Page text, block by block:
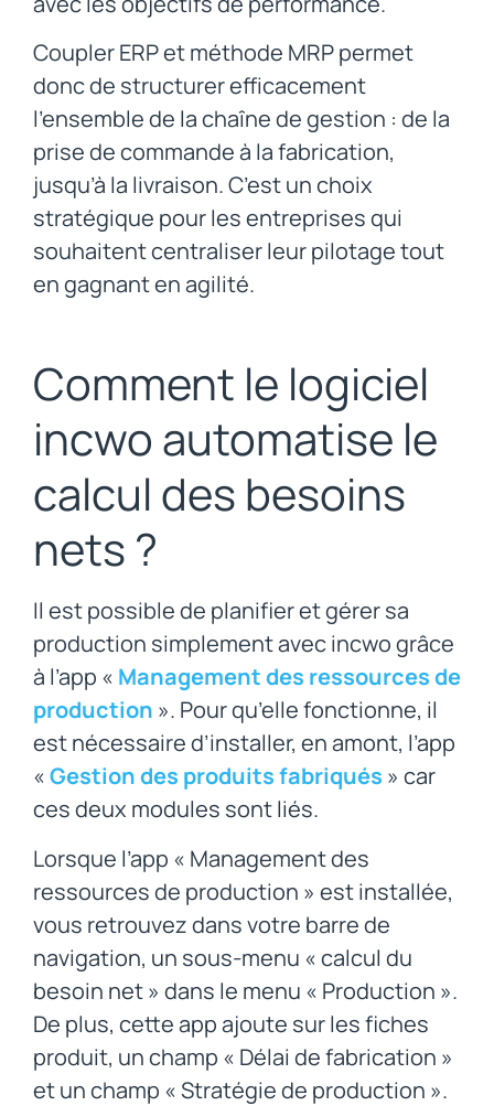
Coupler ERP et méthode MRP permet
donc de structurer efficacement
l’ensemble de la chaîne de gestion : de la
prise de commande à la fabrication,
jusqu’à la livraison. C’est un choix
stratégique pour les entreprises qui
souhaitent centraliser leur pilotage tout
en gagnant en agilité.
Comment le logiciel
incwo automatise le
calcul des besoins
nets ?
Il est possible de planifier et gérer sa
production simplement avec incwo grâce
à l’app « Management des ressources de
production ». Pour qu’elle fonctionne, il
est nécessaire d’installer, en amont, l’app
«Gestion des produits fabriqués » car
ces deux modules sont liés.
Lorsque l’app « Management des
ressources de production » est installée,
vous retrouvez dans votre barre de
navigation, un sous-menu « calcul du
besoin net » dans le menu « Production ».
De plus, cette app ajoute sur les fiches
produit, un champ « Délai de fabrication »
et un champ « Stratégie de production ».